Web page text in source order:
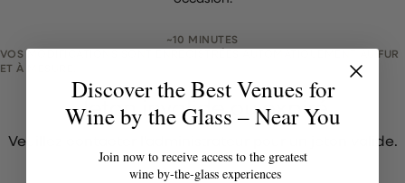
~10 MINUTES
VOS MODIFICATIONS SONT ENREGISTRÉES AUTOMATIQUEMENT AU FUR
ET À MESURE.
Jeton invalide ou expiré
Veuillez contacter l'administrateur pour un jeton valide.
Discover the Best Venues for
Wine by the Glass – Near You
Join now to receive access to the greatest
wine by-the-glass experiences